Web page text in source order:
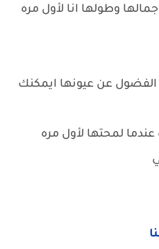
وطولها انا لأول مره
الفضول عن عيونها ايمكنك
لمحتها لأول مره